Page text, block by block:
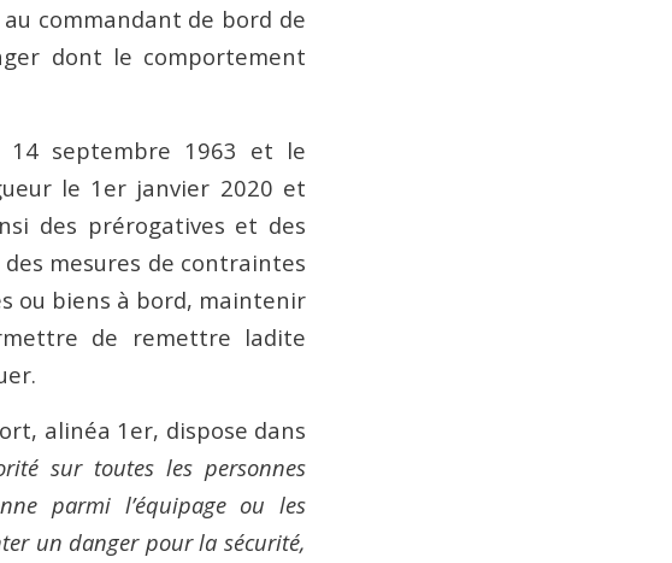
commandant de bord de
dont le comportement
14 septembre 1963 et le
le 1er janvier 2020 et
des prérogatives et des
mesures de contraintes
ou biens à bord, maintenir
de remettre ladite
alinéa 1er, dispose dans
sur toutes les personnes
parmi l’équipage ou les
un danger pour la sécurité,